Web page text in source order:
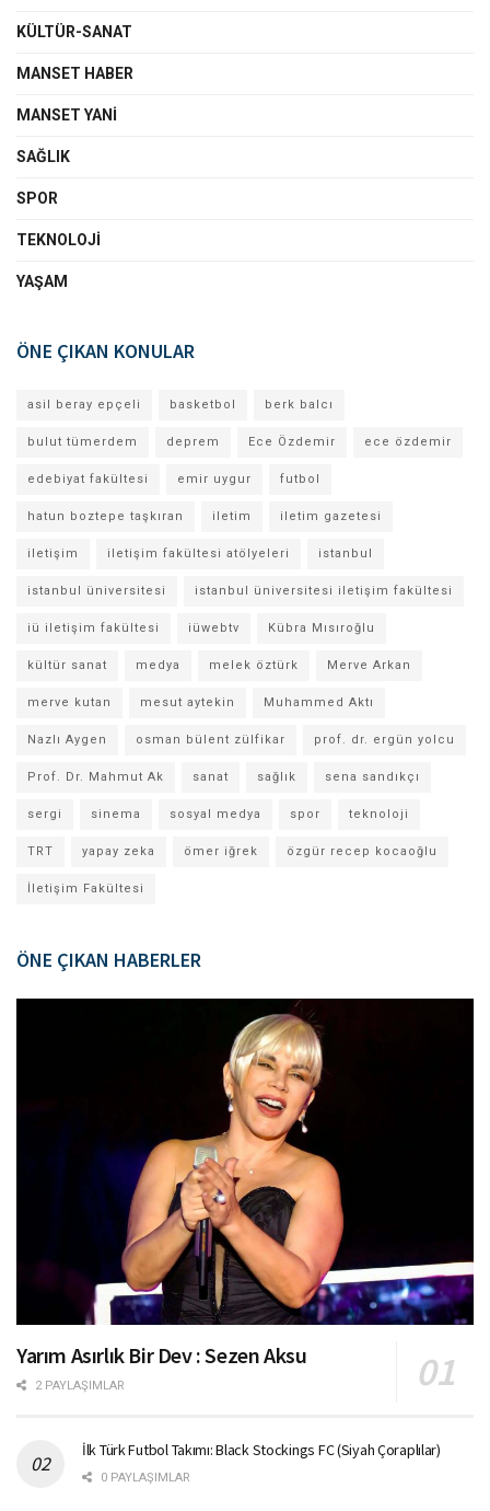
KÜLTÜR-SANAT
MANSET HABER
MANSET YANI
SAĞLIK
SPOR
TEKNOLOJI
YAŞAM
ÖNE ÇIKAN KONULAR
asil beray epçeli basketbol berk balcı
bulut tümerdem deprem Ece Özdemir ece özdemir
edebiyat fakültesi emir uygur futbol
hatun boztepe taşkıran iletim iletim gazetesi
iletişim iletişim fakültesi atölyeleri istanbul
istanbul üniversitesi istanbul üniversitesi iletişim fakültesi
iü iletişim fakültesi iüwebtv Kübra Mısıroğlu
kültür sanat medya melek öztürk Merve Arkan
merve kutan mesut aytekin Muhammed Aktı
Nazlı Aygen osman bülent zülfikar prof. dr. ergün yolcu
Prof. Dr. Mahmut Ak sanat sağlık sena sandıkçı
sergi sinema sosyal medya spor teknoloji
TRT yapay zeka ömer iğrek özgür recep kocaoğlu
İletişim Fakültesi
ÖNE ÇIKAN HABERLER
Yarım Asırlık Bir Dev : Sezen Aksu
2 PAYLAŞIMLAR
İlk Türk Futbol Takımı: Black Stockings FC (Siyah Çoraplılar)
0 PAYLAŞIMLAR